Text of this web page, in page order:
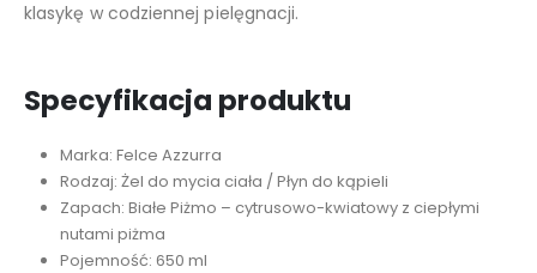
klasykę w codziennej pielęgnacji.
Specyfikacja produktu
Marka: Felce Azzurra
Rodzaj: Żel do mycia ciała / Płyn do kąpieli
Zapach: Białe Piżmo – cytrusowo-kwiatowy z ciepłymi
nutami piżma
Pojemność: 650 ml